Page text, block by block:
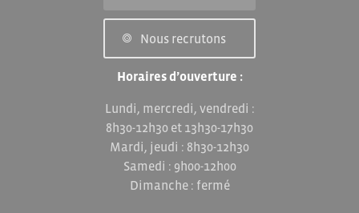
Nous recrutons
Horaires d’ouverture :
Lundi, mercredi, vendredi :
8h30-12h30 et 13h30-17h30
Mardi, jeudi : 8h30-12h30
Samedi : 9h00-12h00
Dimanche : fermé